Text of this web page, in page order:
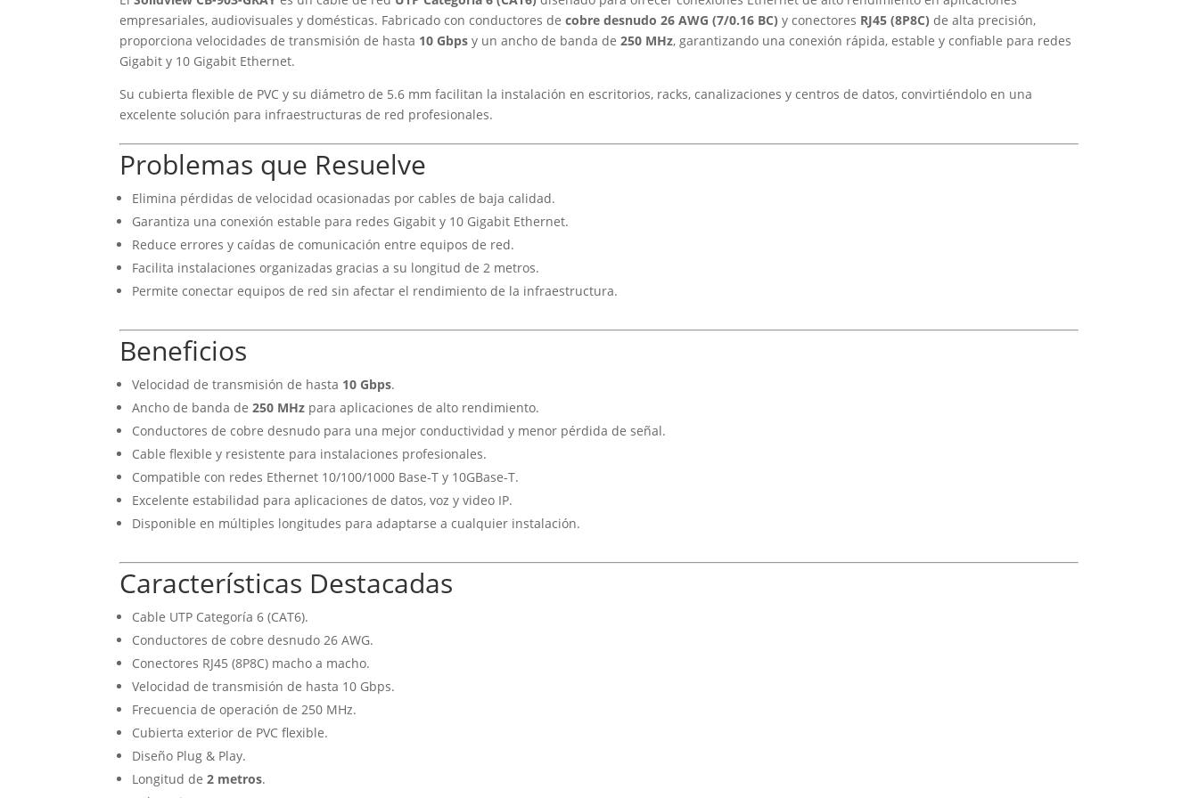
empresariales, audiovisuales y domésticas. Fabricado con conductores decobre desnudo 26 AWG (7/0.16 BC) y conectores RJ45 (8P8C) de alta precisión,
proporciona velocidades de transmisión de hasta 10 Gbps y un ancho de banda de250 MHz, garantizando una conexión rápida, estable y confiable para redes
Gigabit y 10 Gigabit Ethernet.
Su cubierta flexible de PVC y su diámetro de 5.6 mm facilitan la instalación en escritorios, racks, canalizaciones y centros de datos, convirtiéndolo en una
excelente solución para infraestructuras de red profesionales.
Problemas que Resuelve
Elimina pérdidas de velocidad ocasionadas por cables de baja calidad.
Garantiza una conexión estable para redes Gigabit y 10 Gigabit Ethernet.
Reduce errores y caídas de comunicación entre equipos de red.
Facilita instalaciones organizadas gracias a su longitud de 2 metros.
Permite conectar equipos de red sin afectar el rendimiento de la infraestructura.
Beneficios
Velocidad de transmisión de hasta 10 Gbps.
Ancho de banda de250 MHz para aplicaciones de alto rendimiento.
Conductores de cobre desnudo para una mejor conductividad y menor pérdida de señal.
Cable flexible y resistente para instalaciones profesionales.
Compatible con redes Ethernet 10/100/1000 Base-T y 10GBase-T.
Excelente estabilidad para aplicaciones de datos, voz y video IP.
Disponible en múltiples longitudes para adaptarse a cualquier instalación.
Características Destacadas
Cable UTP Categoría 6 (CAT6).
Conductores de cobre desnudo 26 AWG.
Conectores RJ45 (8P8C) macho a macho.
Velocidad de transmisión de hasta 10 Gbps.
Frecuencia de operación de 250 MHz.
Cubierta exterior de PVC flexible.
Diseño Plug & Play.
Longitud de2 metros.